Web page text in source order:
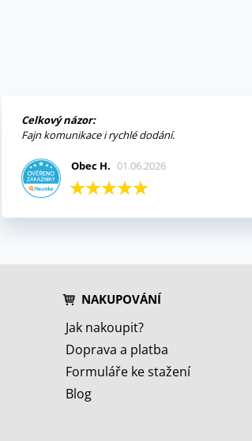
Celkový názor:
Fajn komunikace i rychlé dodání.
Obec H. 01.06.2026
NAKUPOVÁNÍ
Jak nakoupit?
Doprava a platba
Formuláře ke stažení
Blog